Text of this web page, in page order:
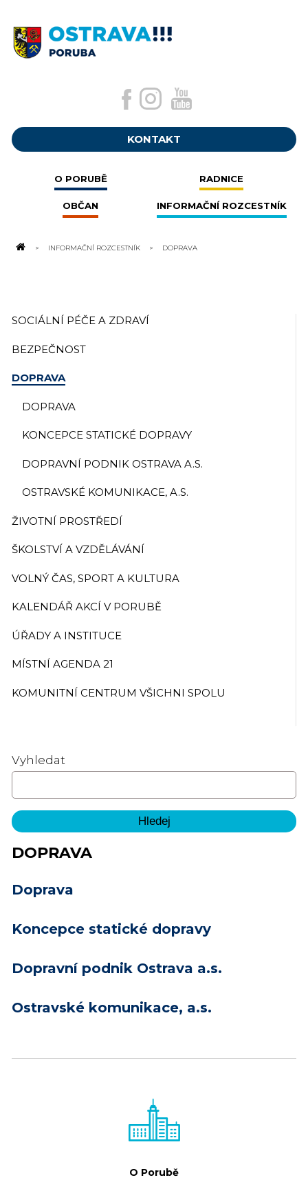
KONTAKT
O PORUBĚ RADNICE
OBČAN INFORMAČNÍ ROZCESTNÍK
INFORMAČNÍ ROZCESTNÍK DOPRAVA
SOCIÁLNÍ PÉČE A ZDRAVÍ
BEZPEČNOST
DOPRAVA
DOPRAVA
KONCEPCE STATICKÉ DOPRAVY
DOPRAVNÍ PODNIK OSTRAVA A.S.
OSTRAVSKÉ KOMUNIKACE, A.S.
ŽIVOTNÍ PROSTŘEDÍ
ŠKOLSTVÍ A VZDĚLÁVÁNÍ
VOLNÝ ČAS, SPORT A KULTURA
KALENDÁŘ AKCÍ V PORUBĚ
ÚŘADY A INSTITUCE
MÍSTNÍ AGENDA 21
KOMUNITNÍ CENTRUM VŠICHNI SPOLU
Vyhledat
DOPRAVA
Doprava
Koncepce statické dopravy
Dopravní podnik Ostrava a.s.
Ostravské komunikace, a.s.
O Porubě